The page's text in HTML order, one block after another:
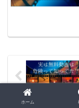
ホーム